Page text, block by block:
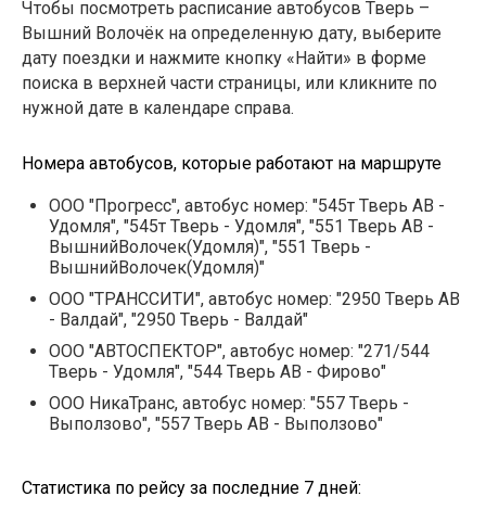
Чтобы посмотреть расписание автобусов Тверь –
Вышний Волочёк на определенную дату, выберите
дату поездки и нажмите кнопку «Найти» в форме
поиска в верхней части страницы, или кликните по
нужной дате в календаре справа.
Номера автобусов, которые работают на маршруте
ООО "Прогресс", автобус номер: "545т Тверь АВ -
Удомля", "545т Тверь - Удомля", "551 Тверь АВ -
ВышнийВолочек(Удомля)", "551 Тверь -
ВышнийВолочек(Удомля)"
ООО "ТРАНССИТИ", автобус номер: "2950 Тверь АВ
- Валдай", "2950 Тверь - Валдай"
ООО "АВТОСПЕКТОР", автобус номер: "271/544
Тверь - Удомля", "544 Тверь АВ - Фирово"
ООО НикаТранс, автобус номер: "557 Тверь -
Выползово", "557 Тверь АВ - Выползово"
Статистика по рейсу за последние 7 дней: